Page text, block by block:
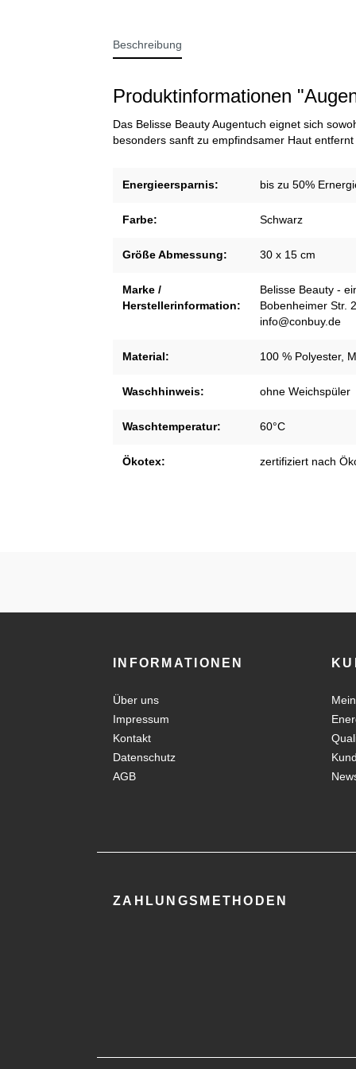
Beschreibung
Produktinformationen
Das Belisse Beauty Augentuch eignet sich
besonders sanft zu empfindsamer Haut
Energieersparnis: bis zu 50%
Farbe: Schwarz
Größe Abmessung: 30 x 15 cm
Marke /
Herstellerinformation:
Belisse Beauty -
Bobenheimer Str.
info@conbuy.de
Material: 100 % Polyester,
Waschhinweis: ohne Weichspüler
Waschtemperatur: 60°C
Ökotex: zertifiziert nach
INFORMATIONEN
Über uns
Impressum
Kontakt
Datenschutz
AGB
ZAHLUNGSMETHODEN